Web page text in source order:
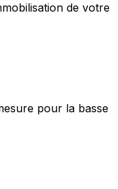
de votre
pour la basse